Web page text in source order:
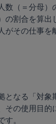
数（＝分母）
の割合を算出
がその仕事を
となる「対象
その使用目的
す。